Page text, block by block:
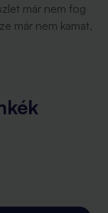
már nem fog
már nem kamat,